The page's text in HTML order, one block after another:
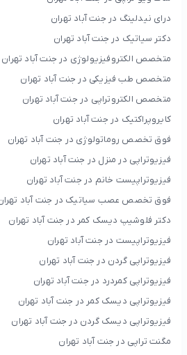
درای نیدلینگ در جنت آباد تهران
دکتر سیاتیک در جنت آباد تهران
متخصص الکتروفیزیولوژی در جنت آباد تهران
متخصص طب فیزیکی در جنت آباد تهران
متخصص الکتروتراپی در جنت آباد تهران
کایروپراکتیک در جنت آباد تهران
فوق تخصص روماتولوژی در جنت آباد تهران
فیزیوتراپی در منزل در جنت آباد تهران
فیزیوتراپیست خانم در جنت آباد تهران
فوق تخصص عصب سیاتیک در جنت آباد تهران
دکتر فلوشیپ دیسک کمر در جنت آباد تهران
فیزیوتراپیست در جنت آباد تهران
فیزیوتراپی گردن در جنت آباد تهران
فیزیوتراپی کمردرد در جنت آباد تهران
فیزیوتراپی دیسک کمر در جنت آباد تهران
فیزیوتراپی دیسک گردن در جنت آباد تهران
مگنت تراپی در جنت آباد تهران